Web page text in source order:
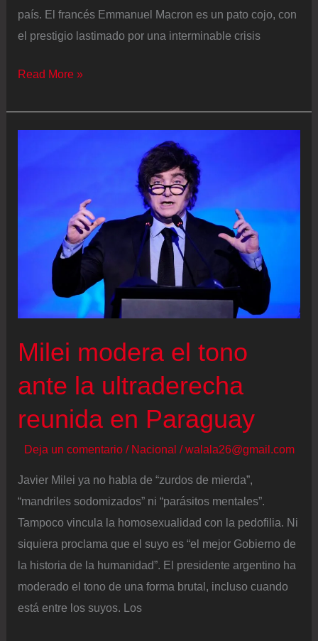
en
los
nacionales
país. El francés Emmanuel Macron es un pato cojo, con
el prestigio lastimado por una interminable crisis
‘Momento
en
Read More »
Milei modera el tono
ante la ultraderecha
reunida en Paraguay
Deja un comentario / Nacional /walala26@gmail.com
Javier Milei ya no habla de “zurdos de mierda”,
“mandriles sodomizados” ni “parásitos mentales”.
Tampoco vincula la homosexualidad con la pedofilia. Ni
siquiera proclama que el suyo es “el mejor Gobierno de
la historia de la humanidad”. El presidente argentino ha
moderado el tono de una forma brutal, incluso cuando
está entre los suyos. Los